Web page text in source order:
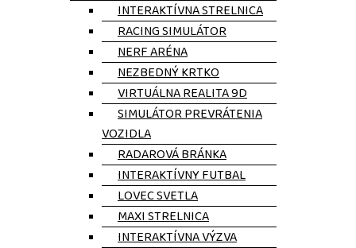
INTERAKTÍVNA STRELNICA
RACING SIMULÁTOR
NERF ARÉNA
NEZBEDNÝ KRTKO
VIRTUÁLNA REALITA 9D
SIMULÁTOR PREVRÁTENIA
VOZIDLA
RADAROVÁ BRÁNKA
INTERAKTÍVNY FUTBAL
LOVEC SVETLA
MAXI STRELNICA
INTERAKTÍVNA VÝZVA